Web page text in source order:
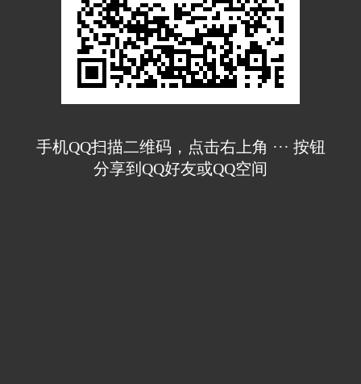
手机QQ扫描二维码，点击右上角 ··· 按钮
分享到QQ好友或QQ空间